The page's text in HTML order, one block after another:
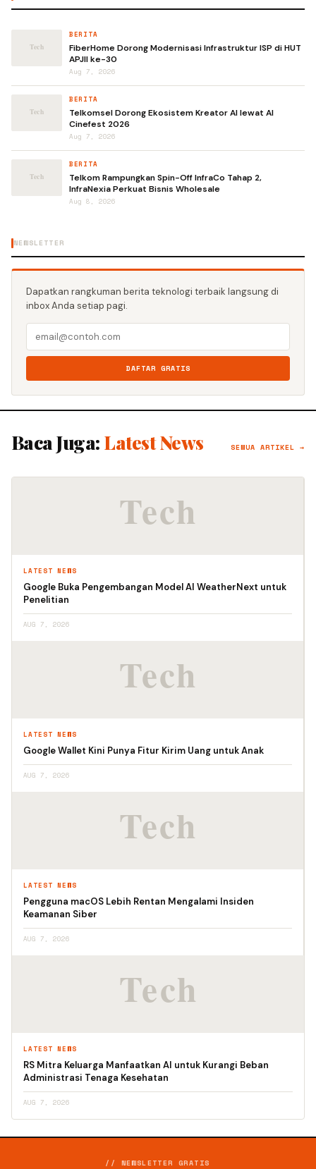
BERITA
FiberHome Dorong Modernisasi Infrastruktur ISP di HUT
APJII ke-30
Aug 7, 2026
BERITA
Telkomsel Dorong Ekosistem Kreator AI lewat AI
Cinefest 2026
Aug 7, 2026
BERITA
Telkom Rampungkan Spin-Off InfraCo Tahap 2,
InfraNexia Perkuat Bisnis Wholesale
Aug 8, 2026
NEWSLETTER
Dapatkan rangkuman berita teknologi terbaik langsung di
inbox Anda setiap pagi.
DAFTAR GRATIS
Baca Juga: Latest News SEMUA ARTIKEL →
LATEST NEWS
Google Buka Pengembangan Model AI WeatherNext untuk
Penelitian
AUG 7, 2026
LATEST NEWS
Google Wallet Kini Punya Fitur Kirim Uang untuk Anak
AUG 7, 2026
LATEST NEWS
Pengguna macOS Lebih Rentan Mengalami Insiden
Keamanan Siber
AUG 7, 2026
LATEST NEWS
RS Mitra Keluarga Manfaatkan AI untuk Kurangi Beban
Administrasi Tenaga Kesehatan
AUG 7, 2026
// NEWSLETTER GRATIS